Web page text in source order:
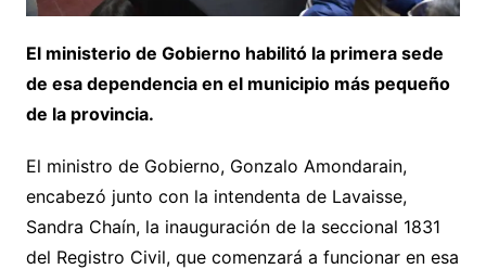
El ministerio de Gobierno habilitó la primera sede
de esa dependencia en el municipio más pequeño
de la provincia.
El ministro de Gobierno, Gonzalo Amondarain,
encabezó junto con la intendenta de Lavaisse,
Sandra Chaín, la inauguración de la seccional 1831
del Registro Civil, que comenzará a funcionar en esa